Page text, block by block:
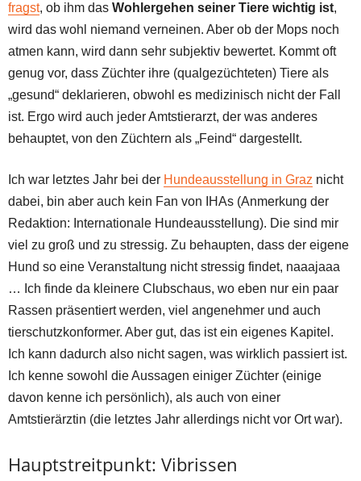
fragst, ob ihm das Wohlergehen seiner Tiere wichtig ist,
wird das wohl niemand verneinen. Aber ob der Mops noch
atmen kann, wird dann sehr subjektiv bewertet. Kommt oft
genug vor, dass Züchter ihre (qualgezüchteten) Tiere als
„gesund“ deklarieren, obwohl es medizinisch nicht der Fall
ist. Ergo wird auch jeder Amtstierarzt, der was anderes
behauptet, von den Züchtern als „Feind“ dargestellt.
Ich war letztes Jahr bei der Hundeausstellung in Graz nicht
dabei, bin aber auch kein Fan von IHAs (Anmerkung der
Redaktion: Internationale Hundeausstellung). Die sind mir
viel zu groß und zu stressig. Zu behaupten, dass der eigene
Hund so eine Veranstaltung nicht stressig findet, naaajaaa
… Ich finde da kleinere Clubschaus, wo eben nur ein paar
Rassen präsentiert werden, viel angenehmer und auch
tierschutzkonformer. Aber gut, das ist ein eigenes Kapitel.
Ich kann dadurch also nicht sagen, was wirklich passiert ist.
Ich kenne sowohl die Aussagen einiger Züchter (einige
davon kenne ich persönlich), als auch von einer
Amtstierärztin (die letztes Jahr allerdings nicht vor Ort war).
Hauptstreitpunkt: Vibrissen